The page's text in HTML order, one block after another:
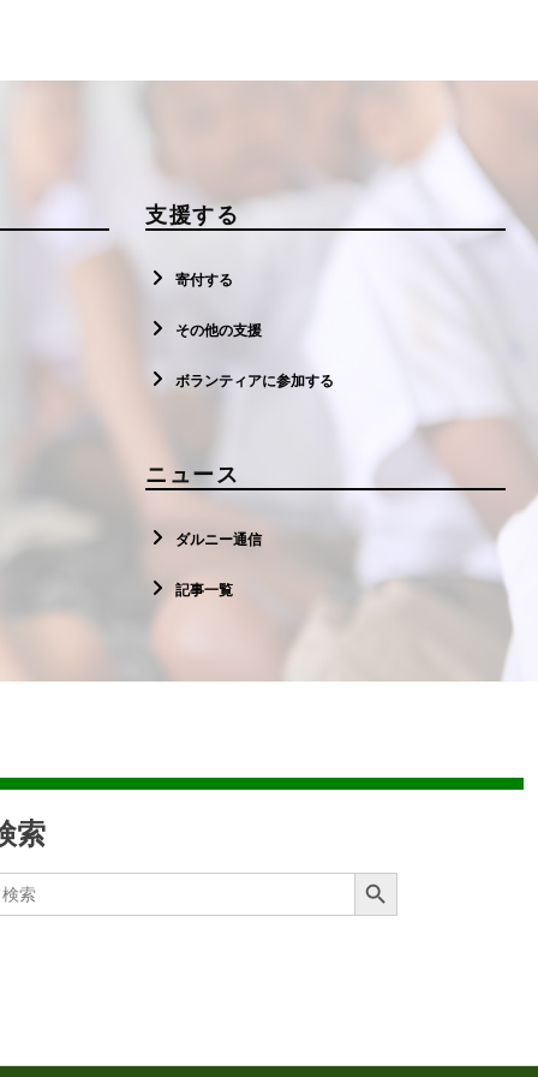
支援する
寄付する
その他の支援
ボランティアに参加する
ニュース
ダルニー通信
記事一覧
索
Search Button